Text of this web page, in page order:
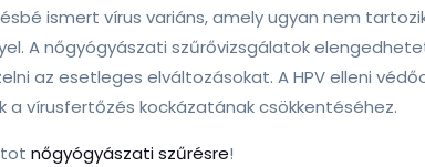
ismert vírus variáns, amely ugyan nem
A nőgyógyászati szűrővizsgálatok
az esetleges elváltozásokat. A HPV elleni
a vírusfertőzés kockázatának csökkentéséhez.
nőgyógyászati szűrésre!